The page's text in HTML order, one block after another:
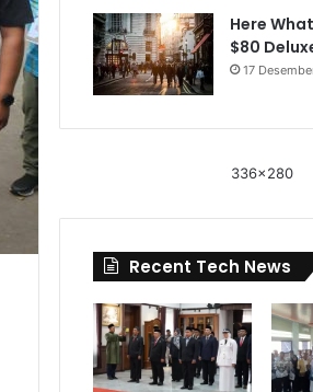
Here
$80
17
336x280
Recent Tech News